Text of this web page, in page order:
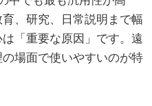
、研究、日常説明まで幅
「重要な原因」です。遠
場面で使いやすいのが特